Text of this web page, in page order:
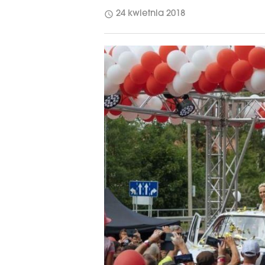
schedule 24 kwietnia 2018